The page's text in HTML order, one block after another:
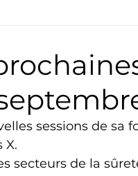
sessions de sa
X.
secteurs de la